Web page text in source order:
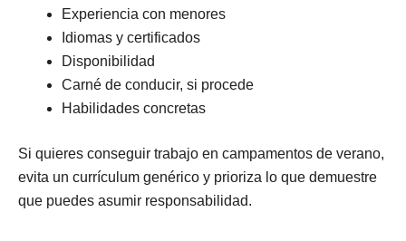
Experiencia con menores
Idiomas y certificados
Disponibilidad
Carné de conducir, si procede
Habilidades concretas
Si quieres conseguir trabajo en campamentos de verano,
evita un currículum genérico y prioriza lo que demuestre
que puedes asumir responsabilidad.